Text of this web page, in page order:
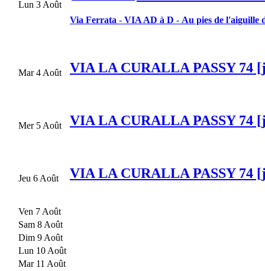
Lun 3 Août
Via Ferrata - VIA AD à D - Au pies de l'aiguille
Mar 4 Août VIA LA CURALLA PASSY 74
Mer 5 Août VIA LA CURALLA PASSY 74
Jeu 6 Août VIA LA CURALLA PASSY 74
Ven 7 Août
Sam 8 Août
Dim 9 Août
Lun 10 Août
Mar 11 Août